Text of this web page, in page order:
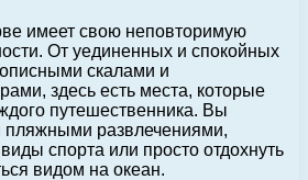
имеет свою неповторимую
От уединенных и спокойных
скалами и
здесь есть места, которые
путешественника. Вы
пляжными развлечениями,
спорта или просто отдохнуть
видом на океан.